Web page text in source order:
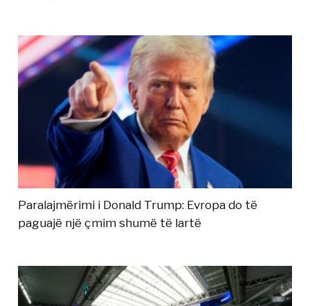
Paralajmërimi i Donald Trump: Evropa do të
paguajë një çmim shumë të lartë